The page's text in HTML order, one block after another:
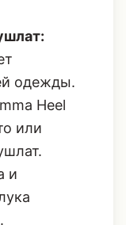
одежды.
Heel
или
.
и